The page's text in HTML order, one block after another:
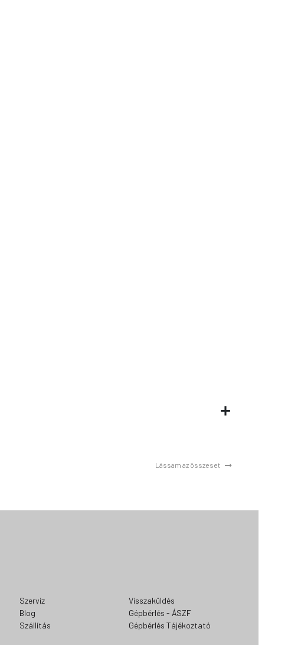
Lássam az összeset
Szerviz
Blog
Szállítás
Visszaküldés
Gépbérlés - ÁSZF
Gépbérlés Tájékoztató